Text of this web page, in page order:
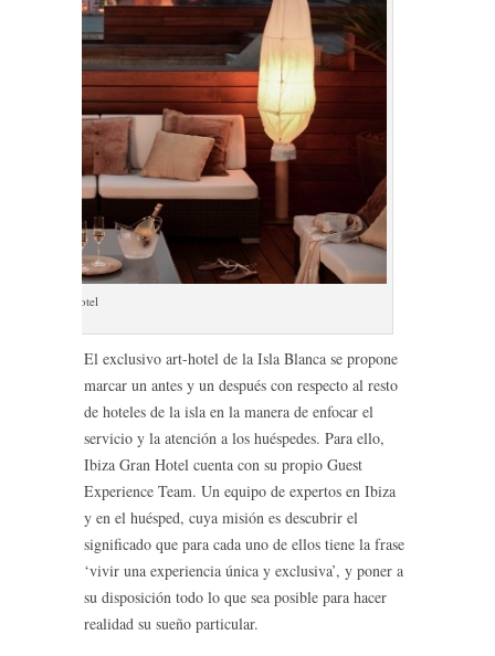
Ibiza Gran Hotel
El exclusivo art-hotel de la Isla Blanca se propone
marcar un antes y un después con respecto al resto
de hoteles de la isla en la manera de enfocar el
servicio y la atención a los huéspedes. Para ello,
Ibiza Gran Hotel cuenta con su propio Guest
Experience Team. Un equipo de expertos en Ibiza
y en el huésped, cuya misión es descubrir el
significado que para cada uno de ellos tiene la frase
‘vivir una experiencia única y exclusiva’, y poner a
su disposición todo lo que sea posible para hacer
realidad su sueño particular.